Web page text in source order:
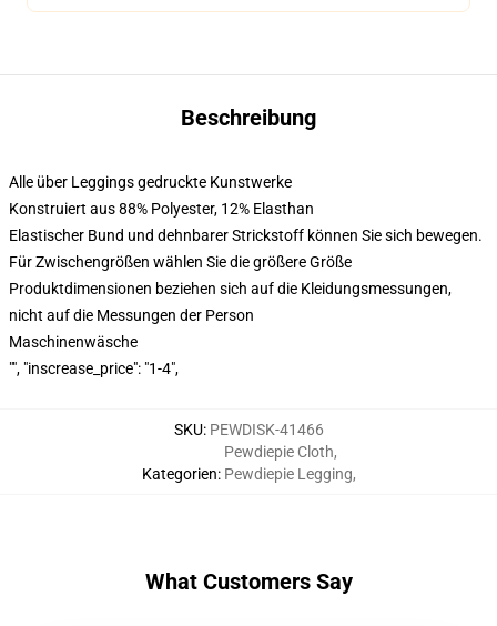
Beschreibung
Alle über Leggings gedruckte Kunstwerke
Konstruiert aus 88% Polyester, 12% Elasthan
Elastischer Bund und dehnbarer Strickstoff können Sie sich bewegen.
Für Zwischengrößen wählen Sie die größere Größe
Produktdimensionen beziehen sich auf die Kleidungsmessungen,
nicht auf die Messungen der Person
Maschinenwäsche
"", "inscrease_price": "1-4",
SKU: PEWDISK-41466
Kategorien:
Pewdiepie Cloth,
Pewdiepie Legging,
What Customers Say